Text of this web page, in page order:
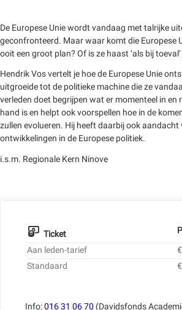
De Europese Unie wordt vandaag met talrijke
geconfronteerd. Maar waar komt die Europese
ooit een groot plan? Of is ze haast ‘als bij
Hendrik Vos vertelt je hoe de Europese Unie
uitgroeide tot de politieke machine die ze
verleden doet begrijpen wat er momenteel in en
hand is en helpt ook voorspellen hoe in de
zullen evolueren. Hij heeft daarbij ook aandacht
ontwikkelingen in de Europese politiek.
i.s.m. Regionale Kern Ninove
Ticket
Aan leden-tarief
Standaard
Info:016 31 06 70 (Davidsfonds